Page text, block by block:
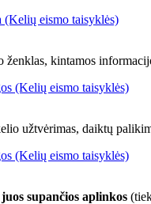
(Kelių eismo taisyklės)
kintamos
(Kelių eismo taisyklės)
užtvėrimas, daiktų
(Kelių eismo taisyklės)
supančios aplinkos